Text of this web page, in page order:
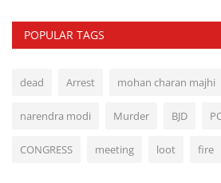
POPULAR TAGS
dead Arrest mohan charan majhi
narendra modi Murder BJD
CONGRESS meeting loot fire